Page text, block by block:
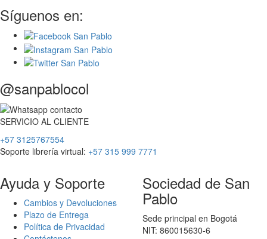
Síguenos en:
@sanpablocol
SERVICIO AL CLIENTE
+57 3125767554
Soporte librería virtual: +57 315 999 7771
Ayuda y Soporte
Cambios y Devoluciones
Plazo de Entrega
Política de Privacidad
Sociedad de San
Pablo
Sede principal en Bogotá
NIT: 860015630-6